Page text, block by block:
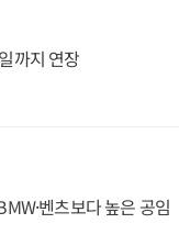
까지 연장
벤츠보다 높은 공임